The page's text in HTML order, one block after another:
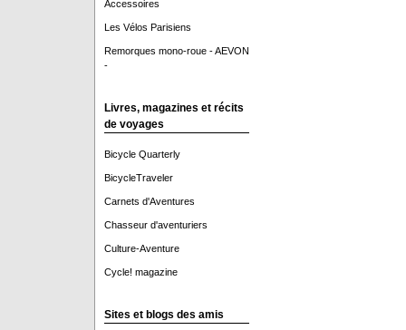
Accessoires
Les Vélos Parisiens
Remorques mono-roue - AEVON
-
Livres, magazines et récits
de voyages
Bicycle Quarterly
BicycleTraveler
Carnets d'Aventures
Chasseur d'aventuriers
Culture-Aventure
Cycle! magazine
Sites et blogs des amis